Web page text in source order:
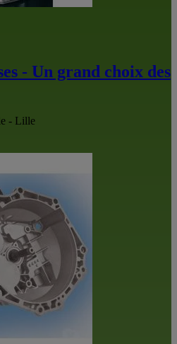
- Un grand choix des
- Lille